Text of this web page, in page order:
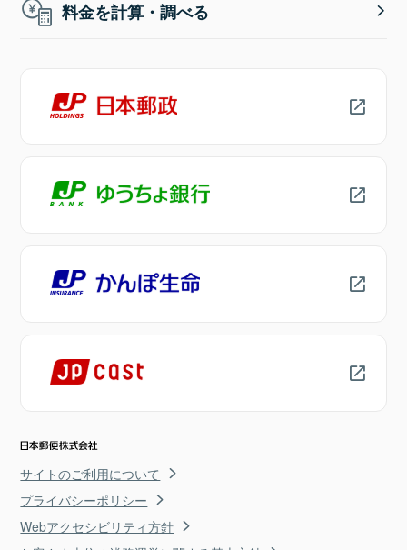
料金を計算・調べる
サイトのご利用について
プライバシーポリシー
Webアクセシビリティ方針